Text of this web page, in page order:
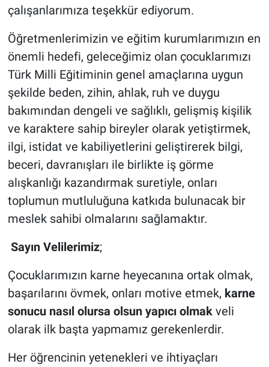
çalışanlarımıza teşekkür ediyorum.
Öğretmenlerimizin ve eğitim kurumlarımızın en
önemli hedefi, geleceğimiz olan çocuklarımızı
Türk Milli Eğitiminin genel amaçlarına uygun
şekilde beden, zihin, ahlak, ruh ve duygu
bakımından dengeli ve sağlıklı, gelişmiş kişilik
ve karaktere sahip bireyler olarak yetiştirmek,
ilgi, istidat ve kabiliyetlerini geliştirerek bilgi,
beceri, davranışları ile birlikte iş görme
alışkanlığı kazandırmak suretiyle, onları
toplumun mutluluğuna katkıda bulunacak bir
meslek sahibi olmalarını sağlamaktır.
Sayın Velilerimiz;
Çocuklarımızın karne heyecanına ortak olmak,
başarılarını övmek, onları motive etmek, karne
sonucu nasıl olursa olsun yapıcı olmakveli
olarak ilk başta yapmamız gerekenlerdir.
Her öğrencinin yetenekleri ve ihtiyaçları
Politika
Magazin
Çevre
Haberde İnsan